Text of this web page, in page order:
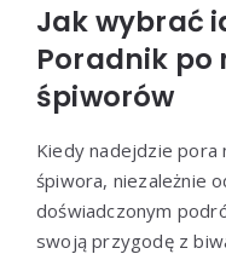
Jak wybrać
Poradnik
śpiworów
Kiedy nadejdzie
śpiwora, niezależnie
doświadczonym
swoją przygodę z